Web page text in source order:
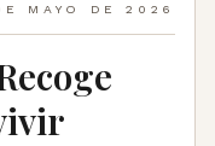
MAYO DE 2026